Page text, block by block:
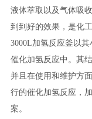
液体萃取以及气体吸
到到好的效果，是化
3000L加氢反应釜以
催化加氢反应中。其
并且在使用和维护方
行的催化加氢反应，
案。